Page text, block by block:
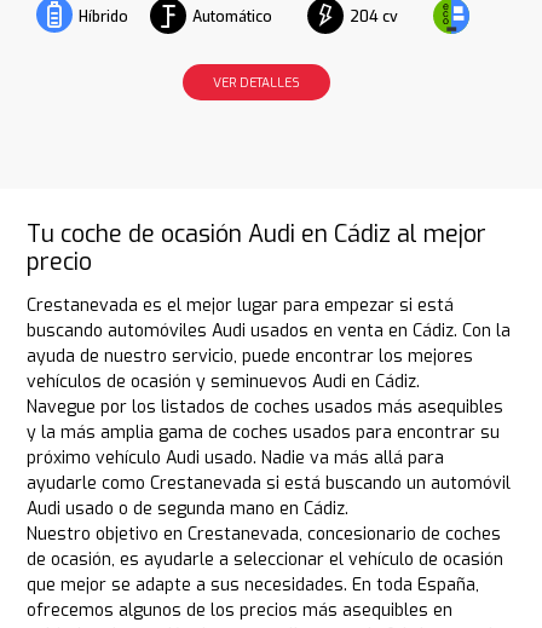
Híbrido Automático 204 cv
VER DETALLES
Tu coche de ocasión Audi en Cádiz al mejor
precio
Crestanevada es el mejor lugar para empezar si está
buscando automóviles Audi usados en venta en Cádiz. Con la
ayuda de nuestro servicio, puede encontrar los mejores
vehículos de ocasión y seminuevos Audi en Cádiz.
Navegue por los listados de coches usados más asequibles
y la más amplia gama de coches usados para encontrar su
próximo vehículo Audi usado. Nadie va más allá para
ayudarle como Crestanevada si está buscando un automóvil
Audi usado o de segunda mano en Cádiz.
Nuestro objetivo en Crestanevada, concesionario de coches
de ocasión, es ayudarle a seleccionar el vehículo de ocasión
que mejor se adapte a sus necesidades. En toda España,
ofrecemos algunos de los precios más asequibles en